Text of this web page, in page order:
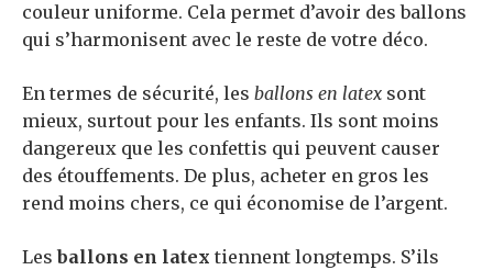
couleur uniforme. Cela permet d’avoir des ballons
qui s’harmonisent avec le reste de votre déco.
En termes de sécurité, les ballons en latex sont
mieux, surtout pour les enfants. Ils sont moins
dangereux que les confettis qui peuvent causer
des étouffements. De plus, acheter en gros les
rend moins chers, ce qui économise de l’argent.
Lesballons en latex tiennent longtemps. S’ils